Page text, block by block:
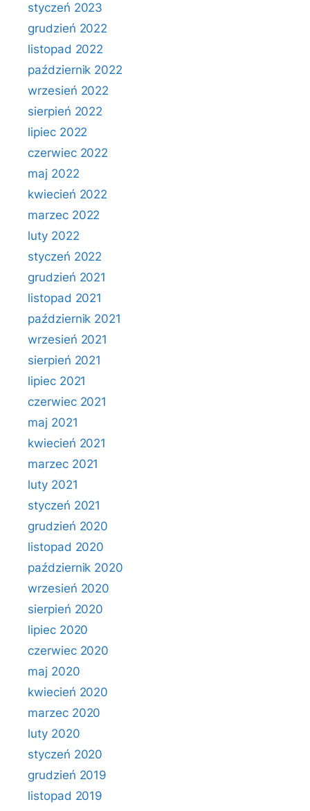
styczeń 2023
grudzień 2022
listopad 2022
październik 2022
wrzesień 2022
sierpień 2022
lipiec 2022
czerwiec 2022
maj 2022
kwiecień 2022
marzec 2022
luty 2022
styczeń 2022
grudzień 2021
listopad 2021
październik 2021
wrzesień 2021
sierpień 2021
lipiec 2021
czerwiec 2021
maj 2021
kwiecień 2021
marzec 2021
luty 2021
styczeń 2021
grudzień 2020
listopad 2020
październik 2020
wrzesień 2020
sierpień 2020
lipiec 2020
czerwiec 2020
maj 2020
kwiecień 2020
marzec 2020
luty 2020
styczeń 2020
grudzień 2019
listopad 2019